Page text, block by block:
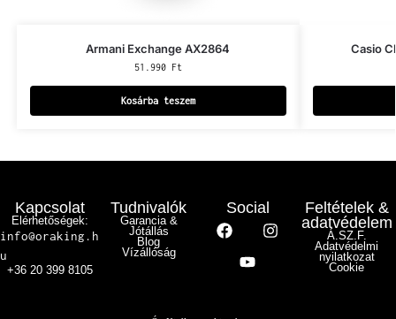
Armani Exchange AX2864
51.990 Ft
Kosárba teszem
Casio
Kapcsolat
Elérhetőségek:
info@oraking.h
u
+36 20 399 8105
Tudnivalók
Garancia &
Jótállás
Blog
Vízállóság
Social
Feltételek &
adatvédelem
Á.SZ.F.
Adatvédelmi
nyilatkozat
Cookie